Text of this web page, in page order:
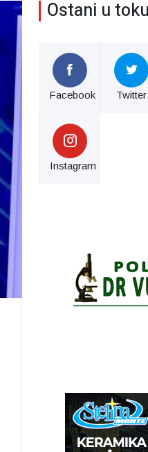
Ostani u toku
Facebook Twitter
Instagram